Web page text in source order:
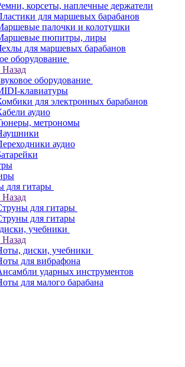
корсеты, наплечные держатели
для маршевых барабанов
палочки и колотушки
пюпитры, лиры
для маршевых барабанов
оборудование
Назад
оборудование
клавиатуры
для электронных барабанов
аудио
метрономы
аудио
для гитары
Назад
для гитары
для гитары
учебники
Назад
диски, учебники
для вибрафона
ударных инструментов
для малого барабана